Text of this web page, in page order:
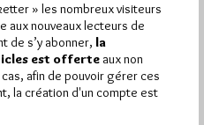
RSS
» les nombreux visiteurs
aux nouveaux lecteurs de
de s’y abonner, la
est offerte aux non
afin de pouvoir gérer ces
la création d'un compte est